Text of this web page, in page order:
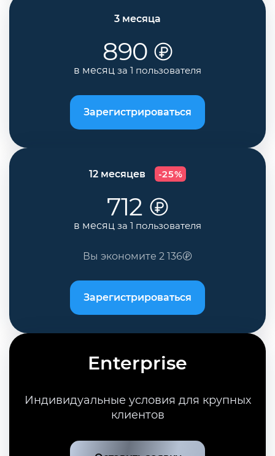
3 месяца
890
в месяц за 1 пользователя
Зарегистрироваться
12 месяцев -25%
712
в месяц за 1 пользователя
Вы экономите 2 136
Зарегистрироваться
Enterprise
Индивидуальные условия для крупных
клиентов